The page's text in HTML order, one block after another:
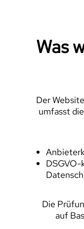
Was
Der
umfasst
Die
auf